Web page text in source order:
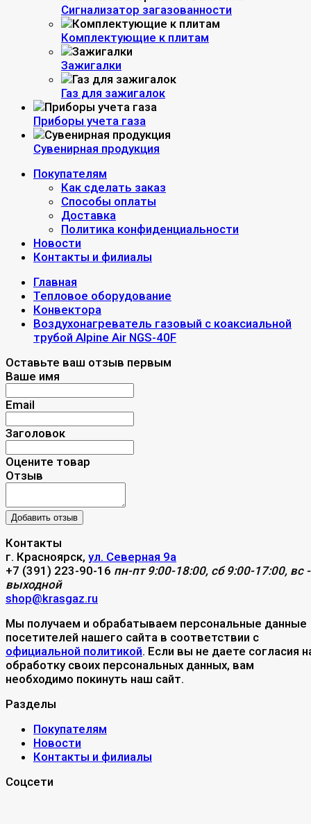
Сигнализатор загазованности
Комплектующие к плитам
Зажигалки
Газ для зажигалок
Приборы учета газа
Сувенирная продукция
Покупателям
Как сделать заказ
Способы оплаты
Доставка
Политика конфиденциальности
Новости
Контакты и филиалы
Главная
Тепловое оборудование
Конвектора
Воздухонагреватель газовый с коаксиальной
трубой Alpine Air NGS-40F
Оставьте ваш отзыв первым
Ваше имя
Email
Заголовок
Оцените товар
Отзыв
Контакты
г. Красноярск, ул. Северная 9а
+7 (391) 223-90-16 пн-пт 9:00-18:00, сб 9:00-17:00, вс -
выходной
shop@krasgaz.ru
Мы получаем и обрабатываем персональные данные
посетителей нашего сайта в соответствии с
официальной политикой. Если вы не даете согласия
обработку своих персональных данных, вам
необходимо покинуть наш сайт.
Разделы
Покупателям
Новости
Контакты и филиалы
Соцсети